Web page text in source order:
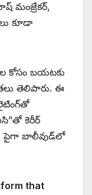
మంజ్రేకర్,
కూడా
కోసం బయటకు
తెలిపారు. ఈ
కెరీర్
పైగా బాలీవుడ్‌లో
that